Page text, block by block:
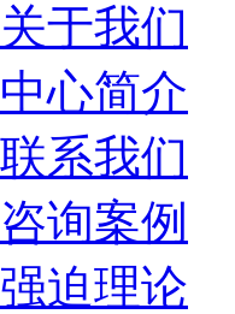
关于我们
中心简介
联系我们
咨询案例
强迫理论